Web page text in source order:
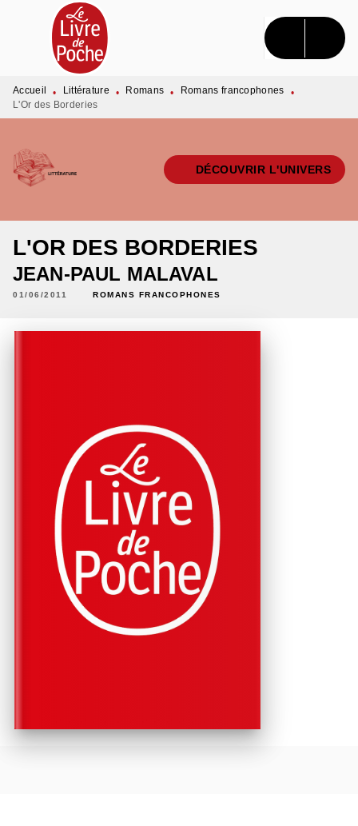
MENU RECHERCHE CONTENU
PIED DE PAGE
Accueil • Littérature • Romans • Romans francophones
•
L'Or des Borderies
DÉCOUVRIR L'UNIVERS
L'OR DES BORDERIES
JEAN-PAUL MALAVAL
01/06/2011 ROMANS FRANCOPHONES